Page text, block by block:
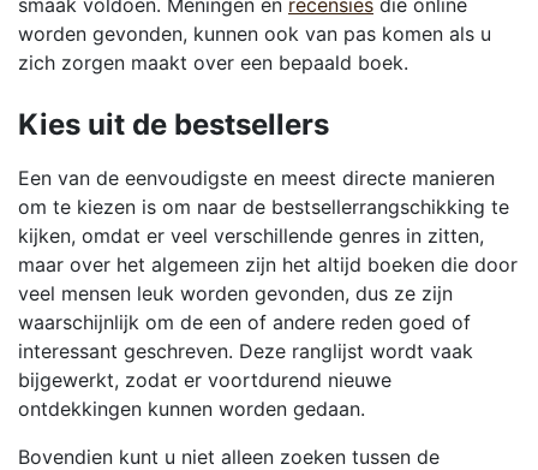
worden gevonden, kunnen ook van pas komen als u
zich zorgen maakt over een bepaald boek.
Kies uit de bestsellers
Een van de eenvoudigste en meest directe manieren
om te kiezen is om naar de bestsellerrangschikking te
kijken, omdat er veel verschillende genres in zitten,
maar over het algemeen zijn het altijd boeken die door
veel mensen leuk worden gevonden, dus ze zijn
waarschijnlijk om de een of andere reden goed of
interessant geschreven. Deze ranglijst wordt vaak
bijgewerkt, zodat er voortdurend nieuwe
ontdekkingen kunnen worden gedaan.
Bovendien kunt u niet alleen zoeken tussen de